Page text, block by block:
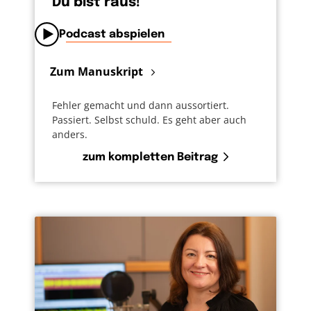
Wenn ich dachte, ‚das war doch mal Gottes
Wille‘, und jetzt dastehe und ratlos frage: „Wo
bist du jetzt, Gott? Hast du mich hängen
sehen. Zu sehen, dass er noch da ist, mitgeht
und ich nicht allein bin.
Die Geschichte sagt mir aber auch: Gott wird
bin ich.“ Sondern Gott wird mich halten, seine
auf dem Weg sein. Und wenn er vorüber ist,
werde ich ihm nachblicken und sagen können:
„Das war Gott, der mit mir war. Der bei mir
war.“ In der Rückschau. Im Rückblick werde
ich ihn erkennen. Wer Gott sehen und
Podcast abspielen
Zum Manuskript
Fehler gemacht und dann aussortiert.
Passiert. Selbst schuld. Es geht aber auch
anders.
zum kompletten Beitrag